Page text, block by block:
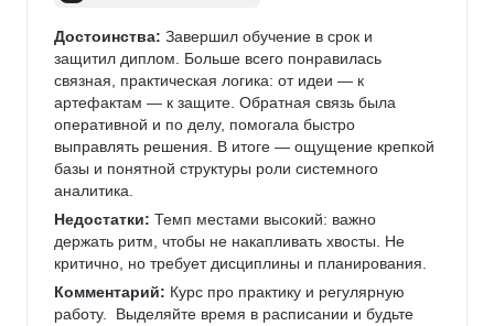
Достоинства: Завершил обучение в срок и
защитил диплом. Больше всего понравилась
связная, практическая логика: от идеи — к
артефактам — к защите. Обратная связь была
оперативной и по делу, помогала быстро
выправлять решения. В итоге — ощущение крепкой
базы и понятной структуры роли системного
аналитика.
Недостатки: Темп местами высокий: важно
держать ритм, чтобы не накапливать хвосты. Не
критично, но требует дисциплины и планирования.
Комментарий: Курс про практику и регулярную
работу.  Выделяйте время в расписании и будьте